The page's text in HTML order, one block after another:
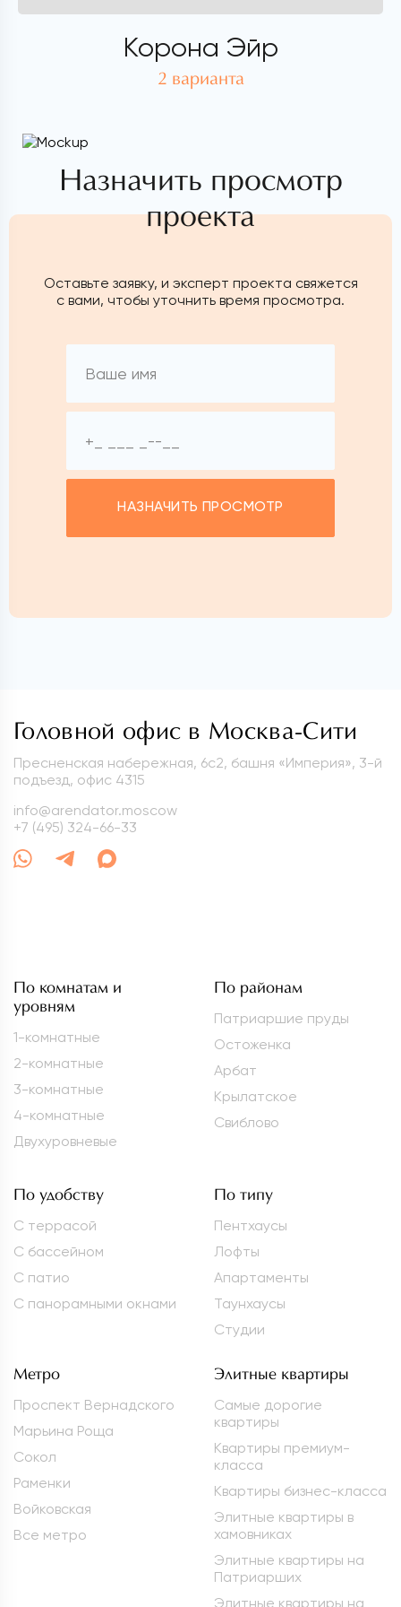
Корона Эйр
2 варианта
Назначить просмотр
проекта
Оставьте заявку, и эксперт проекта свяжется
с вами, чтобы уточнить время просмотра.
НАЗНАЧИТЬ ПРОСМОТР
Головной офис в Москва-Сити
Пресненская набережная, 6с2, башня «Империя», 3-й
подъезд, офис 4315
info@arendator.moscow
+7 (495) 324-66-33
По комнатам и
уровням
1-комнатные
2-комнатные
3-комнатные
4-комнатные
Двухуровневые
По районам
Патриаршие пруды
Остоженка
Арбат
Крылатское
Свиблово
По удобству
С террасой
С бассейном
С патио
С панорамными окнами
По типу
Пентхаусы
Лофты
Апартаменты
Таунхаусы
Студии
Метро
Проспект Вернадского
Марьина Роща
Сокол
Раменки
Войковская
Все метро
Элитные квартиры
Самые дорогие
квартиры
Квартиры премиум-
класса
Квартиры бизнес-класса
Элитные квартиры в
хамовниках
Элитные квартиры на
Патриарших
Элитные квартиры на